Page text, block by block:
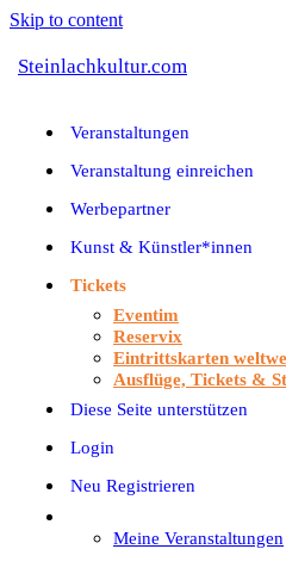
Skip to content
Steinlachkultur.com
Veranstaltungen
Veranstaltung einreichen
Werbepartner
Kunst & Künstler*innen
Tickets
Eventim
Reservix
Eintrittskarten
Ausflüge, Tickets &
Diese Seite unterstützen
Login
Neu Registrieren
Meine Veranstaltungen